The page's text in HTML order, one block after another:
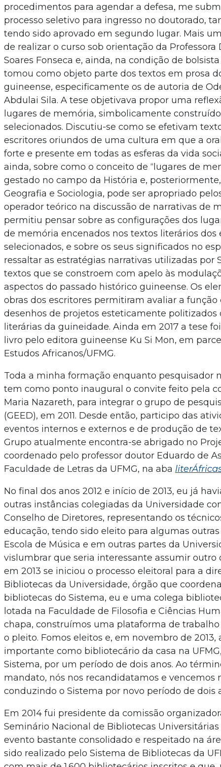
procedimentos para agendar a defesa, me
processo seletivo para ingresso no doutorado,
tendo sido aprovado em segundo lugar. Mais
de realizar o curso sob orientação da
Soares Fonseca e, ainda, na condição de
tomou como objeto parte dos textos em prosa
guineense, especificamente os de autoria de
Abdulai Sila. A tese objetivava propor uma
lugares de memória, simbolicamente
selecionados. Discutiu-se como se efetivam
escritores oriundos de uma cultura em que a
forte e presente em todas as esferas da vida
ainda, sobre como o conceito de “lugares de
gestado no campo da História e,
Geografia e Sociologia, pode ser apropriado
operador teórico na discussão de narrativas de
permitiu pensar sobre as configurações dos
de memória encenados nos textos literários dos
selecionados, e sobre os seus significados no
ressaltar as estratégias narrativas utilizadas por
textos que se constroem com apelo às
aspectos do passado histórico guineense. Os
obras dos escritores permitiram avaliar a
desenhos de projetos esteticamente politizados
literárias da guineidade. Ainda em 2017 a tese
livro pelo editora guineense Ku Si Mon, em
Estudos Africanos/UFMG.
Toda a minha formação enquanto pesquisador
tem como ponto inaugural o convite feito pela
Maria Nazareth, para integrar o grupo de
(GEED), em 2011. Desde então, participo das
eventos internos e externos e de produção de
Grupo atualmente encontra-se abrigado no
coordenado pelo professor doutor Eduardo de
Faculdade de Letras da UFMG, na aba
No final dos anos 2012 e início de 2013, eu já
outras instâncias colegiadas da Universidade
Conselho de Diretores, representando os
educação, tendo sido eleito para algumas
Escola de Música e em outras partes da
vislumbrar que seria interessante assumir outro
em 2013 se iniciou o processo eleitoral para a
Bibliotecas da Universidade, órgão que
bibliotecas do Sistema, eu e uma colega
lotada na Faculdade de Filosofia e Ciências
chapa, construímos uma plataforma de
o pleito. Fomos eleitos e, em novembro de
importante como bibliotecário da casa na
Sistema, por um período de dois anos. Ao
mandato, nós nos recandidatamos e vencemos
conduzindo o Sistema por novo período de dois
Em 2014 fui presidente da comissão
Seminário Nacional de Bibliotecas Universitárias
evento bastante consolidado e respeitado na
sido realizado pelo Sistema de Bibliotecas da